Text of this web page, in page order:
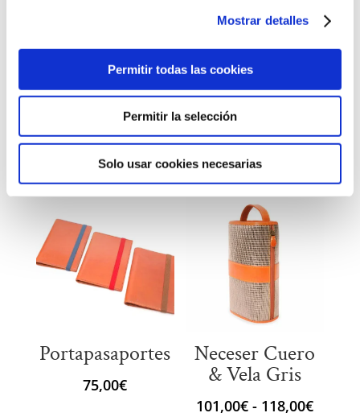
Mostrar detalles
Permitir todas las cookies
Permitir la selección
Solo usar cookies necesarias
Productos relacionados
Portapasaportes
75,00€
Neceser Cuero
& Vela Gris
101,00€ - 118,00€Rango